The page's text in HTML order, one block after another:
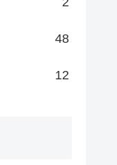
48
12